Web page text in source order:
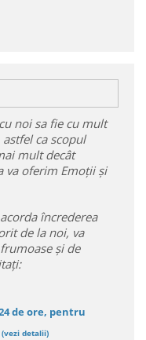
noi sa fie cu mult
astfel ca scopul
mult decât
va oferim Emoții și
încrederea
de la noi, va
și de
de ore, pentru
(vezi detalii)